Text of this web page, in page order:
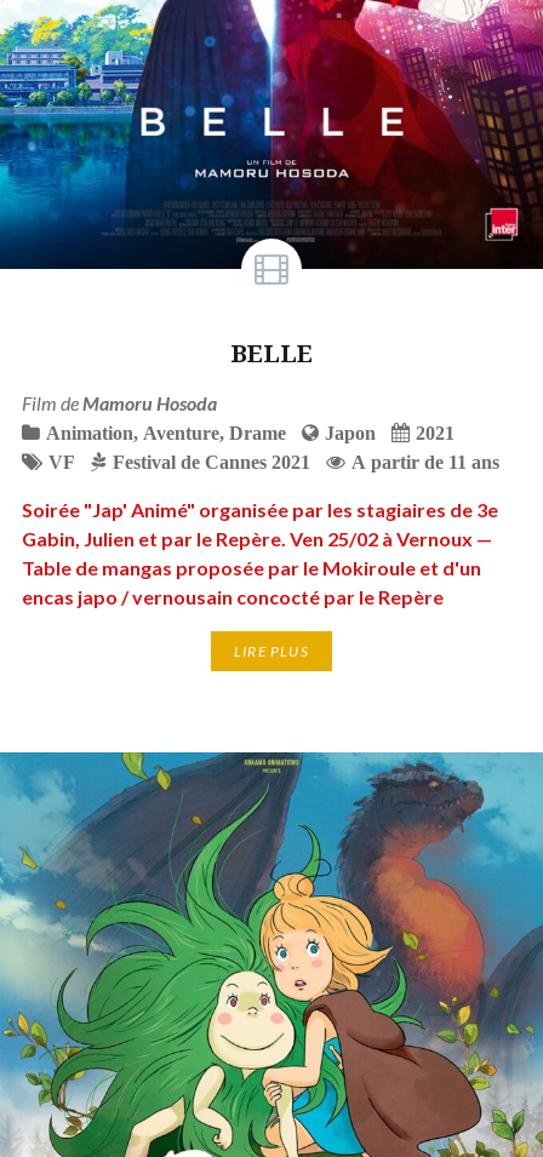
BELLE
Film deMamoru Hosoda
Animation, Aventure, Drame Japon
2021
VF
Festival de Cannes 2021 A partir de 11 ans
Soirée "Jap' Animé" organisée par les stagiaires de 3e
Gabin, Julien et par le Repère. Ven 25/02 à Vernoux —
Table de mangas proposée par le Mokiroule et d'un
encas japo / vernousain concocté par le Repère
LIRE PLUS